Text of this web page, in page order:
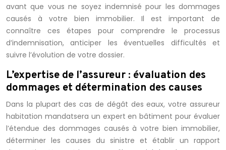
avant que vous ne soyez indemnisé pour les dommages
causés à votre bien immobilier. Il est important de
connaître ces étapes pour comprendre le processus
d’indemnisation, anticiper les éventuelles difficultés et
suivre l’évolution de votre dossier.
L’expertise de l’assureur : évaluation des
dommages et détermination des causes
Dans la plupart des cas de dégât des eaux, votre assureur
habitation mandatsera un expert en bâtiment pour évaluer
l’étendue des dommages causés à votre bien immobilier,
déterminer les causes du sinistre et établir un rapport